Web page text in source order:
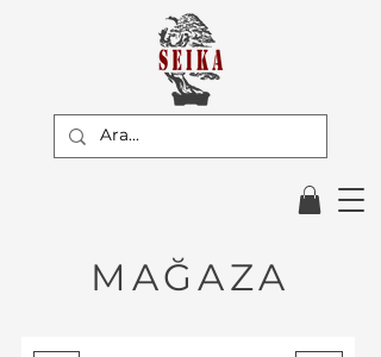
MAĞAZA